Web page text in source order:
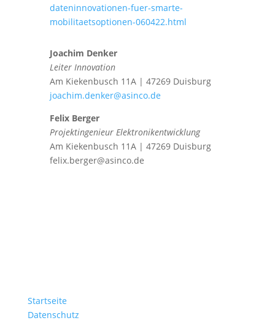
dateninnovationen-fuer-smarte-
mobilitaetsoptionen-060422.html
Joachim Denker
Leiter Innovation
Am Kiekenbusch 11A | 47269 Duisburg
joachim.denker@asinco.de
Felix Berger
Projektingenieur Elektronikentwicklung
Am Kiekenbusch 11A | 47269 Duisburg
felix.berger@asinco.de
Startseite
Datenschutz